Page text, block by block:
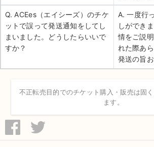
Q. ACEes（エイシーズ）のチケ
ットで誤って発送通知をしてし
まいました。どうしたらいいで
すか？
A. 一度行
しができ
情をご説
れた際あ
発送の旨
不正転売目的でのチケット購入・販売は固
ます。